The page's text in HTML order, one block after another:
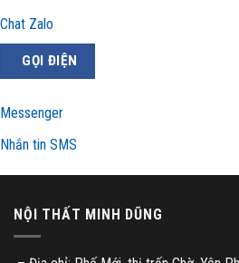
Chat Zalo
GỌI ĐIỆN
Messenger
Nhắn tin SMS
NỘI THẤT MINH DŨNG